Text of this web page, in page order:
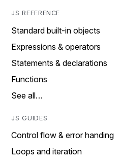
JS REFERENCE
Standard built-in objects
Expressions & operators
Statements & declarations
Functions
See all…
JS GUIDES
Control flow & error handing
Loops and iteration